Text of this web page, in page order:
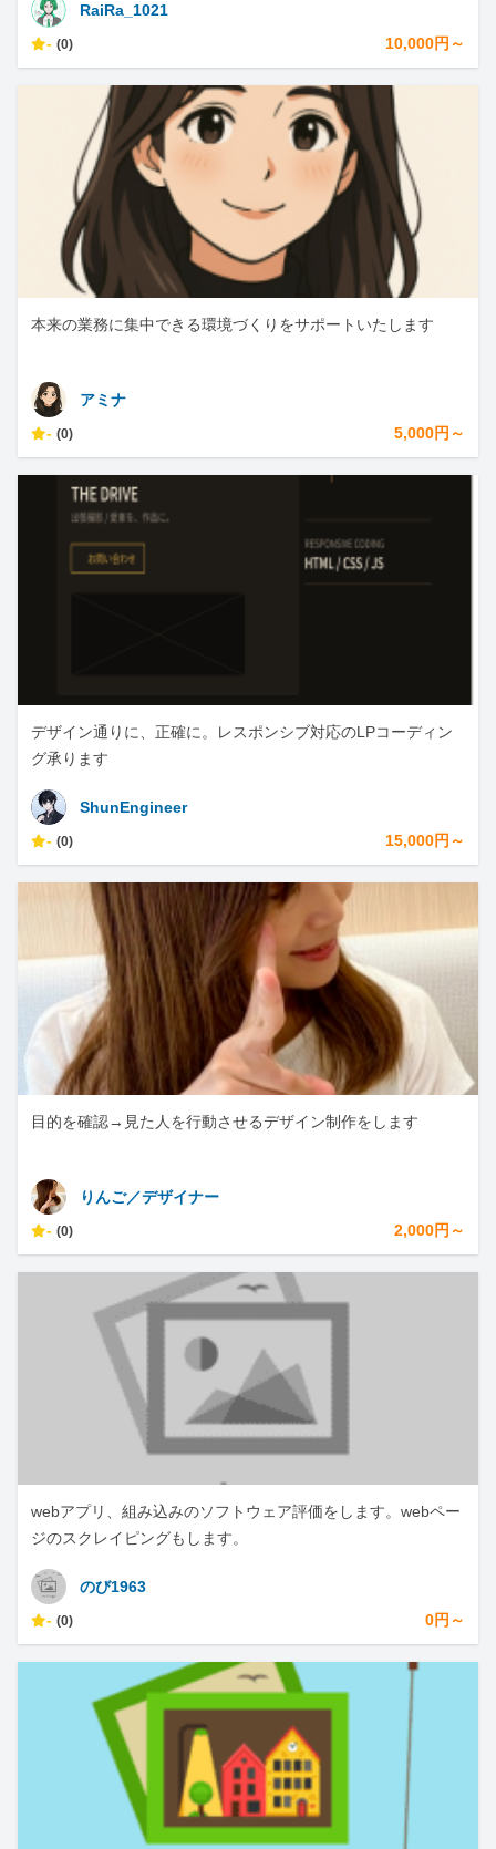
RaiRa_1021
- (0) 10,000円～
本来の業務に集中できる環境づくりをサポートいたします
アミナ
- (0) 5,000円～
デザイン通りに、正確に。レスポンシブ対応のLPコーディン
グ承ります
ShunEngineer
- (0) 15,000円～
目的を確認→見た人を行動させるデザイン制作をします
りんご／デザイナー
- (0) 2,000円～
webアプリ、組み込みのソフトウェア評価をします。webペー
ジのスクレイピングもします。
のび1963
- (0) 0円～